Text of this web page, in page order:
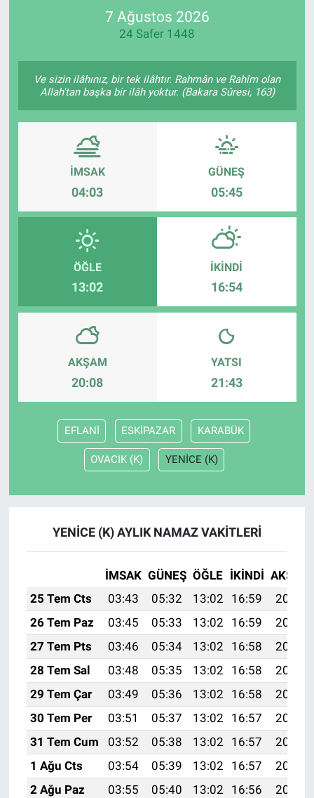
7 Ağustos 2026
24 Safer 1448
Ve sizin ilâhınız, bir tek ilâhtır. Rahmân ve Rahîm olan
Allah'tan başka bir ilâh yoktur. (Bakara Sûresi, 163)
İMSAK
04:03
GÜNEŞ
05:45
ÖĞLE
13:02
İKINDI
16:54
AKŞAM
20:08
YATSI
21:43
EFLANİ ESKİPAZAR KARABÜK
OVACIK (K) YENİCE (K)
YENİCE (K) AYLIK NAMAZ VAKITLERI
İMSAK GÜNEŞ ÖĞLE İKINDI AKŞAM
25 Tem Cts
03:43 05:32 13:02 16:59
20:22
26 Tem Paz
03:45 05:33 13:02 16:59
20:21
27 Tem Pts
03:46 05:34 13:02 16:58
20:20
28 Tem Sal
03:48 05:35 13:02 16:58
20:19
29 Tem Çar
03:49 05:36 13:02 16:58
20:18
30 Tem Per
03:51 05:37 13:02 16:57
20:17
31 Tem Cum
03:52 05:38 13:02 16:57
20:16
1 Ağu Cts
03:54 05:39 13:02 16:57
20:15
2 Ağu Paz
03:55 05:40 13:02 16:56
20:14
RESMİ İLANLAR